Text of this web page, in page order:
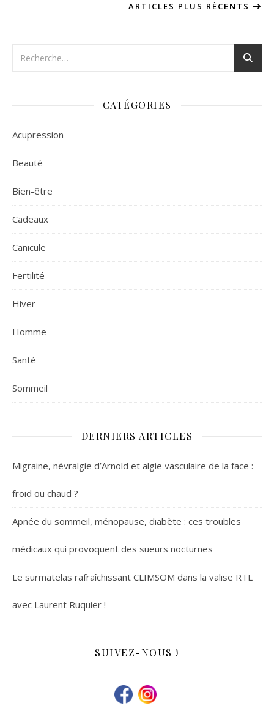
ARTICLES PLUS RÉCENTS
CATÉGORIES
Acupression
Beauté
Bien-être
Cadeaux
Canicule
Fertilité
Hiver
Homme
Santé
Sommeil
DERNIERS ARTICLES
Migraine, névralgie d’Arnold et algie vasculaire de la face :
froid ou chaud ?
Apnée du sommeil, ménopause, diabète : ces troubles
médicaux qui provoquent des sueurs nocturnes
Le surmatelas rafraîchissant CLIMSOM dans la valise RTL
avec Laurent Ruquier !
SUIVEZ-NOUS !